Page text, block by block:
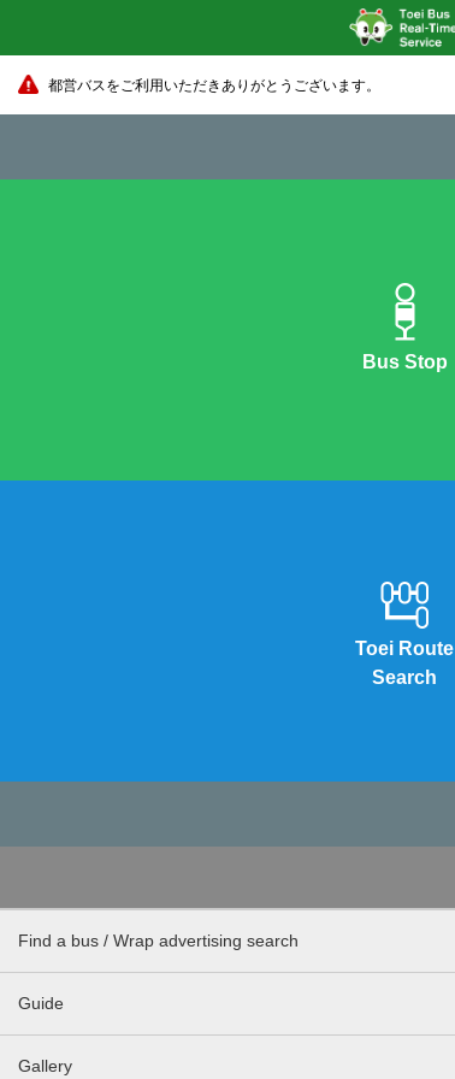
都営バスをご利用いただきありがとうございます。
Bus Stop
Toei Route
Search
Find a bus / Wrap advertising search
Guide
Gallery